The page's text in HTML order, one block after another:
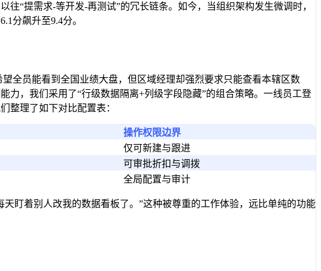
“提需求-等开发-再测试”的冗长链条。如今，当组织架构发生微调时，
分飙升至9.4分。
全员能看到全国业绩大盘，但区域经理却强烈要求只能查看本辖区数
力，我们采用了“行级数据隔离+列级字段隐藏”的组合策略。一线员工登
整理了如下对比配置表：
操作权限边界
仅可新建与跟进
可审批折扣与调拨
全局配置与审计
盯着别人改我的数据看板了。”这种被尊重的工作体验，远比单纯的功能